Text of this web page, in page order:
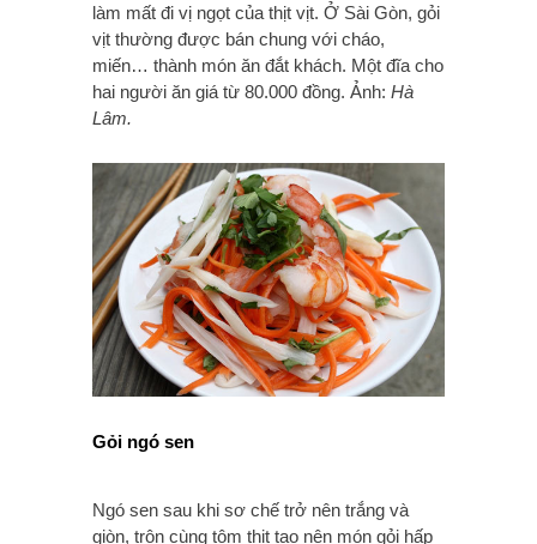
làm mất đi vị ngọt của thịt vịt. Ở Sài Gòn, gỏi
vịt thường được bán chung với cháo,
miến… thành món ăn đắt khách. Một đĩa cho
hai người ăn giá từ 80.000 đồng. Ảnh: Hà
Lâm.
Gỏi ngó sen
Ngó sen sau khi sơ chế trở nên trắng và
giòn, trộn cùng tôm thịt tạo nên món gỏi hấp